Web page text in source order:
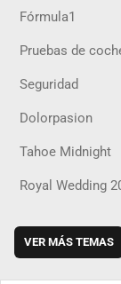
Fórmula1
Pruebas de
Seguridad
Dolorpasion
Tahoe Midnight
Royal Wedding
VER MÁS TEMAS